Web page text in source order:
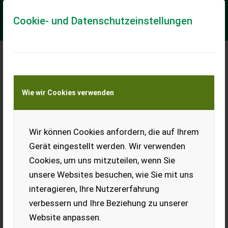
Cookie- und Datenschutzeinstellungen
Wie wir Cookies verwenden
Wir können Cookies anfordern, die auf Ihrem
Gerät eingestellt werden. Wir verwenden
Cookies, um uns mitzuteilen, wenn Sie
unsere Websites besuchen, wie Sie mit uns
interagieren, Ihre Nutzererfahrung
verbessern und Ihre Beziehung zu unserer
Website anpassen.
Meine Transportkostenanfrage
Transport von Land- und Baumaschinen –
KEINE Tiertransporte
Pongratz BC 206/12 U-R
HZG 750kg, Tieflader Stahl, ungebremst, 155/70R13 Räder
EUR 1.240 inkl. 20 % MwSt.